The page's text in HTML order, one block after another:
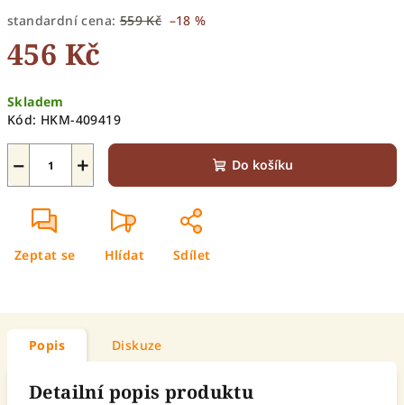
standardní cena: 559 Kč –18 %
456 Kč
cena:
Skladem
Kód: HKM-409419
+
− Do košíku
Zeptat se Hlídat Sdílet
Popis Diskuze
Detailní popis produktu